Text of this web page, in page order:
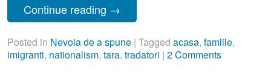
Continue reading →
Posted in Nevoia de a spune | Tagged acasa, familie,
imigranti, nationalism, tara, tradatori | 2 Comments